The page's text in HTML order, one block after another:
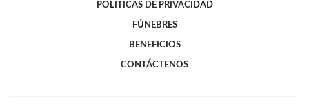
POLITICAS DE PRIVACIDAD
FÚNEBRES
BENEFICIOS
CONTÁCTENOS